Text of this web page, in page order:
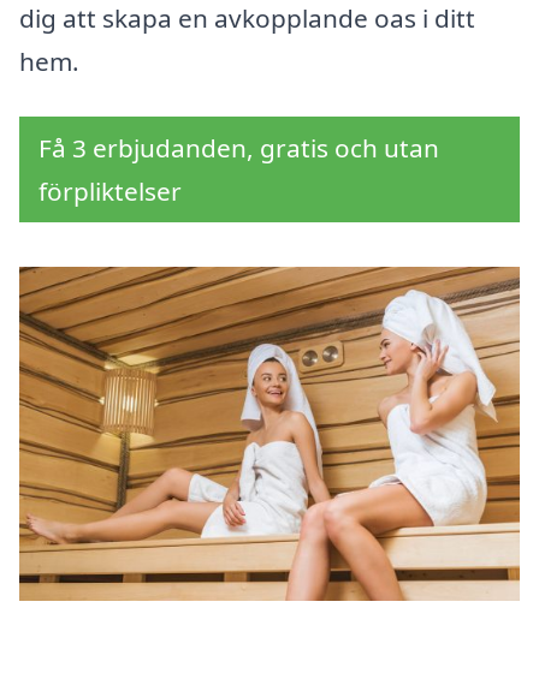
dig att skapa en avkopplande oas i ditt
hem.
Få 3 erbjudanden, gratis och utan
förpliktelser